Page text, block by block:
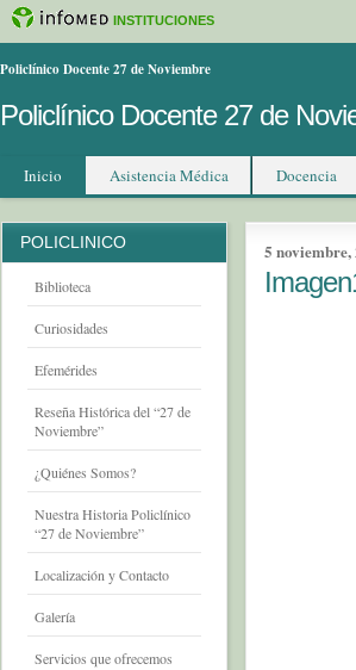
INSTITUCIONES
Policlínico Docente 27 de Noviembre
Policlínico Docente 27 de
Inicio Asistencia Médica Docencia
5 noviembre,
POLICLINICO
Biblioteca
Curiosidades
Efemérides
Reseña Histórica del “27 de
Noviembre”
¿Quiénes Somos?
Nuestra Historia Policlínico
“27 de Noviembre”
Localización y Contacto
Galería
Servicios que ofrecemos